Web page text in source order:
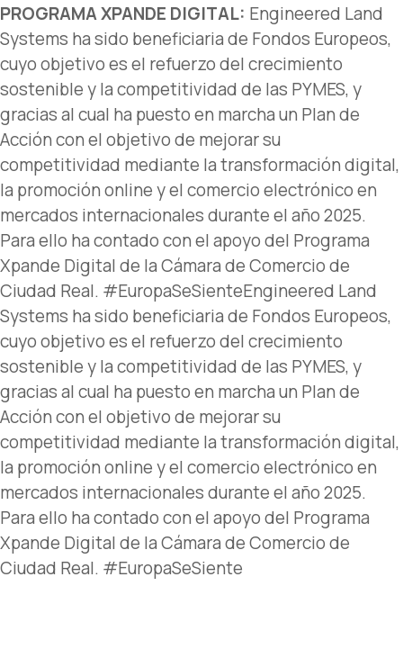
PROGRAMA XPANDE DIGITAL: Engineered Land
Systems ha sido beneficiaria de Fondos Europeos,
cuyo objetivo es el refuerzo del crecimiento
sostenible y la competitividad de las PYMES, y
gracias al cual ha puesto en marcha un Plan de
Acción con el objetivo de mejorar su
competitividad mediante la transformación digital,
la promoción online y el comercio electrónico en
mercados internacionales durante el año 2025.
Para ello ha contado con el apoyo del Programa
Xpande Digital de la Cámara de Comercio de
Ciudad Real. #EuropaSeSienteEngineered Land
Systems ha sido beneficiaria de Fondos Europeos,
cuyo objetivo es el refuerzo del crecimiento
sostenible y la competitividad de las PYMES, y
gracias al cual ha puesto en marcha un Plan de
Acción con el objetivo de mejorar su
competitividad mediante la transformación digital,
la promoción online y el comercio electrónico en
mercados internacionales durante el año 2025.
Para ello ha contado con el apoyo del Programa
Xpande Digital de la Cámara de Comercio de
Ciudad Real. #EuropaSeSiente